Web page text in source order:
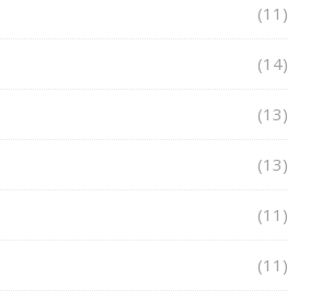
(11)
(14)
(13)
(13)
(11)
(11)